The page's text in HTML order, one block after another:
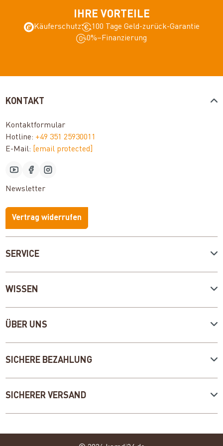
IHRE VORTEILE
Käuferschutz
100 Tage Geld-zurück-Garantie
0%–Finanzierung
SERVICE
WISSEN
ÜBER UNS
KONTAKT
Kontaktformular
Hotline: +49 351 25930011
E-Mail:
[email protected]
Newsletter
Vertrag widerrufen
SICHERE BEZAHLUNG
SICHERER VERSAND